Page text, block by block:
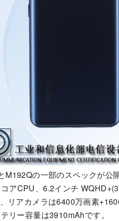
の一部のスペックが公
アCPU、6.2インチ
リアカメラは6400万画素
リー容量は3910mAhです。